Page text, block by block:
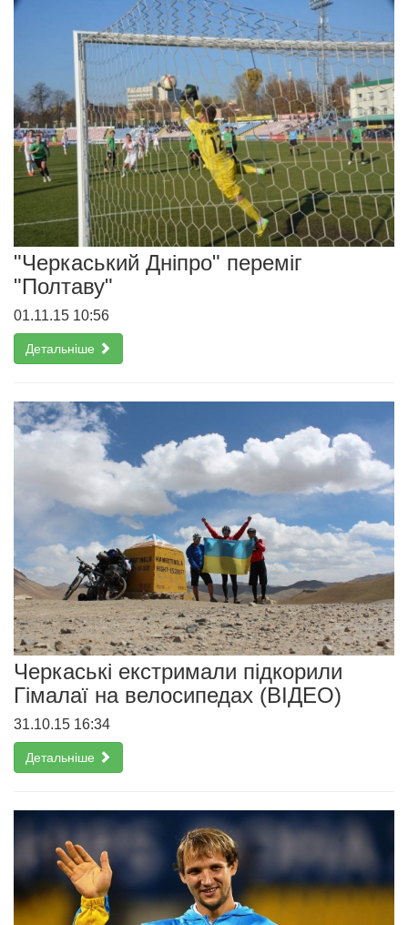
"Черкаський Дніпро" переміг
"Полтаву"
01.11.15 10:56
Детальніше
Черкаські екстримали підкорили
Гімалаї на велосипедах (ВІДЕО)
31.10.15 16:34
Детальніше